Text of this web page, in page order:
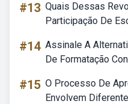
#13 Quais Dessas
Participação De
#14 Assinale A
De Formatação
#15 O Processo De
Envolvem